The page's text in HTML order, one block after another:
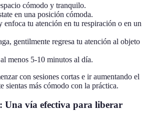
cómodo y tranquilo.
en una posición cómoda.
enfoca tu atención en tu respiración o en un
gentilmente regresa tu atención al objeto
menos 5-10 minutos al día.
con sesiones cortas e ir aumentando el
sientas más cómodo con la práctica.
Una vía efectiva para liberar